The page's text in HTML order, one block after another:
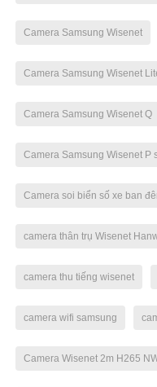
Camera Samsung Wisenet
Camera Samsung Wisenet
Camera Samsung Wisenet Q
Camera Samsung Wisenet P
Camera soi biển số xe ban
camera thân trụ Wisenet
camera thu tiếng wisenet
camera wifi samsung
Camera Wisenet 2m H265